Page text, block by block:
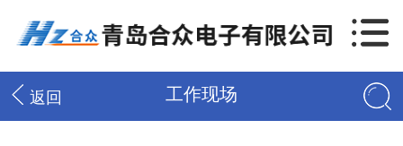
返回 工作现场